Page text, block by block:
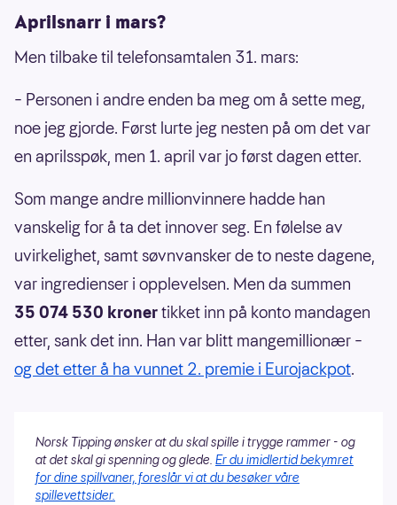
Aprilsnarr i mars?
Men tilbake til telefonsamtalen 31. mars:
– Personen i andre enden ba meg om å sette meg,
noe jeg gjorde. Først lurte jeg nesten på om det var
en aprilsspøk, men 1. april var jo først dagen etter.
Som mange andre millionvinnere hadde han
vanskelig for å ta det innover seg. En følelse av
uvirkelighet, samt søvnvansker de to neste dagene,
var ingredienser i opplevelsen. Men da summen
35 074 530 kronertikket inn på konto mandagen
etter, sank det inn. Han var blitt mangemillionær –
og det etter å ha vunnet 2. premie i Eurojackpot.
Norsk Tipping ønsker at du skal spille i trygge rammer - og
at det skal gi spenning og glede. Er du imidlertid bekymret
for dine spillvaner, foreslår vi at du besøker våre
spillevettsider.